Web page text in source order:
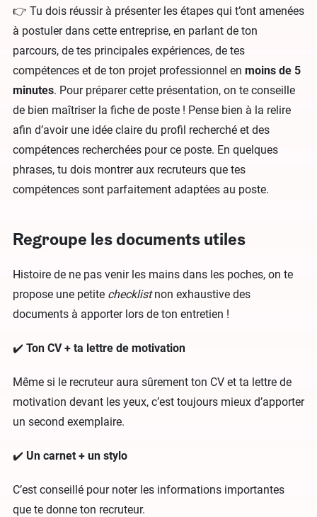
👉 Tu dois réussir à présenter les étapes qui t’ont amenées
à postuler dans cette entreprise, en parlant de ton
parcours, de tes principales expériences, de tes
compétences et de ton projet professionnel en moins de 5
minutes. Pour préparer cette présentation, on te conseille
de bien maîtriser la fiche de poste ! Pense bien à la relire
afin d’avoir une idée claire du profil recherché et des
compétences recherchées pour ce poste. En quelques
phrases, tu dois montrer aux recruteurs que tes
compétences sont parfaitement adaptées au poste.
Regroupe les documents utiles
Histoire de ne pas venir les mains dans les poches, on te
propose une petite checklistnon exhaustive des
documents à apporter lors de ton entretien !
✔️ Ton CV + ta lettre de motivation
Même si le recruteur aura sûrement ton CV et ta lettre de
motivation devant les yeux, c’est toujours mieux d’apporter
un second exemplaire.
✔️ Un carnet + un stylo
C’est conseillé pour noter les informations importantes
que te donne ton recruteur.